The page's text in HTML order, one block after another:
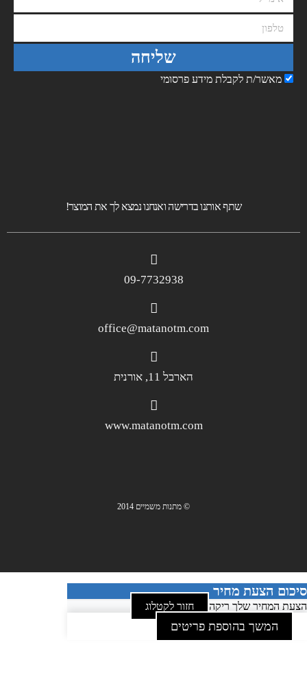
מאשר/ת לקבלת מידע פרסומי
שליחה
שתף אותנו בדרישה ואנחנו נמצא לך את המוצר!
09-7732938
office@matanotm.com
הארבל 11, אורנית
www.matanotm.com
© מתנות משמיים 2014
סיכום הצעת מחיר
הצעת המחיר שלך ריקה חזור לקטלוג
המשך בהוספת פריטים